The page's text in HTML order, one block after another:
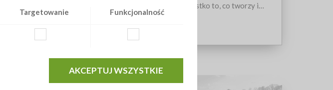
się na
w zestawieniu z
Kocham rośliny oraz wszystko to, co tworzy i
kształtuje krajobraz. Lubię wyzwania i nie boję się
nowych zadań. Zajmuję się profesjonalnym
projektowaniem i realizacją terenów zieleni.
Targetowanie Funkcjonalność
AKCEPTUJ WSZYSTKIE